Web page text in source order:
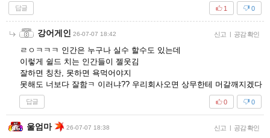
답글 0
1
강어게인 26-07-07 18:42 신고 | 공감 확인
ㄹㅇㅋㅋㅋ 인간은 누구나 실수 할수도 있는데
이렇게 쉴드 치는 인간들이 젤웃김
잘하면 칭찬, 못하면 욕먹어야지
못해도 너보다 잘함ㅋ 이러냐?? 우리회사오면 상무한테 머갈깨지겠다
답글 0
0
울엄마 26-07-07 18:38 신고 | 공감 확인